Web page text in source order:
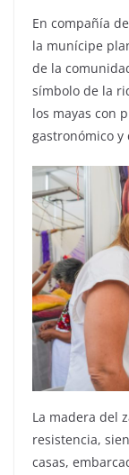
En compañía
la munícipe
de la
símbolo de la
los mayas con
gastronómico y
La madera del
resistencia,
casas,